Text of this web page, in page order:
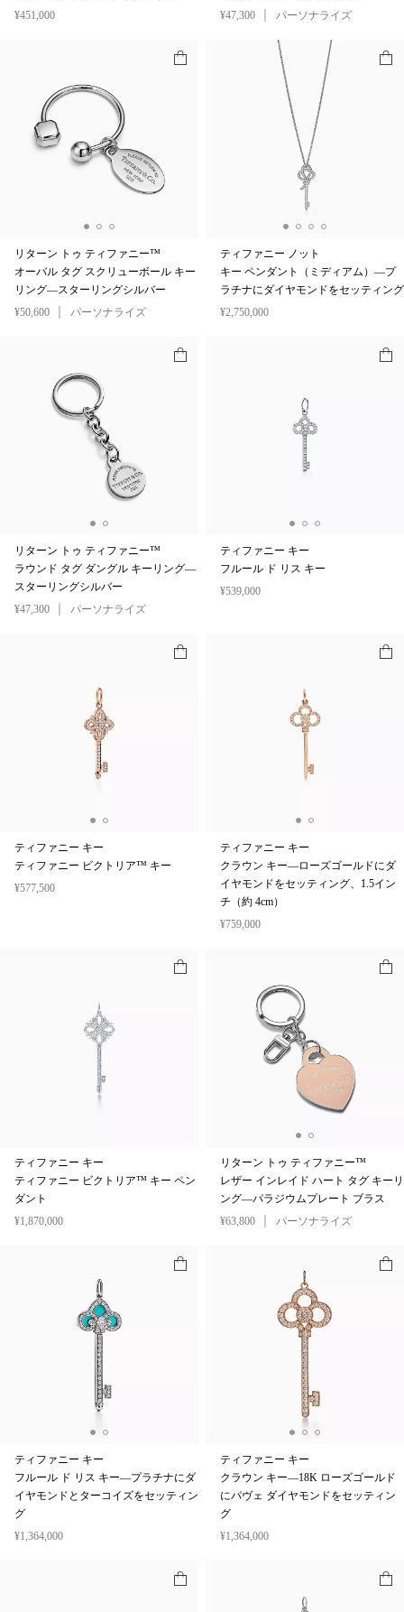
¥451,000
¥47,300
パーソナライズ
リターン トゥ ティファニー™
オーバル タグ スクリューボール キー
リング—スターリングシルバー
¥50,600
パーソナライズ
ティファニー ノット
キー ペンダント（ミディアム）—プ
ラチナにダイヤモンドをセッティング
¥2,750,000
リターン トゥ ティファニー™
ラウンド タグ ダングル キーリング—
スターリングシルバー
¥47,300
パーソナライズ
ティファニー キー
フルール ド リス キー
¥539,000
ティファニー キー
ティファニー ビクトリア™ キー
¥577,500
ティファニー キー
クラウン キー—ローズゴールドにダ
イヤモンドをセッティング、1.5イン
チ（約 4cm）
¥759,000
ティファニー キー
ティファニー ビクトリア™ キー ペン
ダント
¥1,870,000
リターン トゥ ティファニー™
レザー インレイド ハート タグ キーリ
ング—パラジウムプレート ブラス
¥63,800
パーソナライズ
ティファニー キー
フルール ド リス キー—プラチナにダ
イヤモンドとターコイズをセッティン
グ
¥1,364,000
ティファニー キー
クラウン キー—18K ローズゴールド
にパヴェ ダイヤモンドをセッティン
グ
¥1,364,000